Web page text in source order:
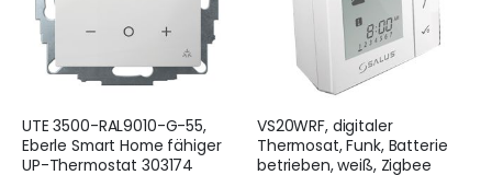
UTE 3500-RAL9010-G-55,
Eberle Smart Home fähiger
UP-Thermostat 303174
VS20WRF, digitaler
Thermosat, Funk, Batterie
betrieben, weiß, Zigbee